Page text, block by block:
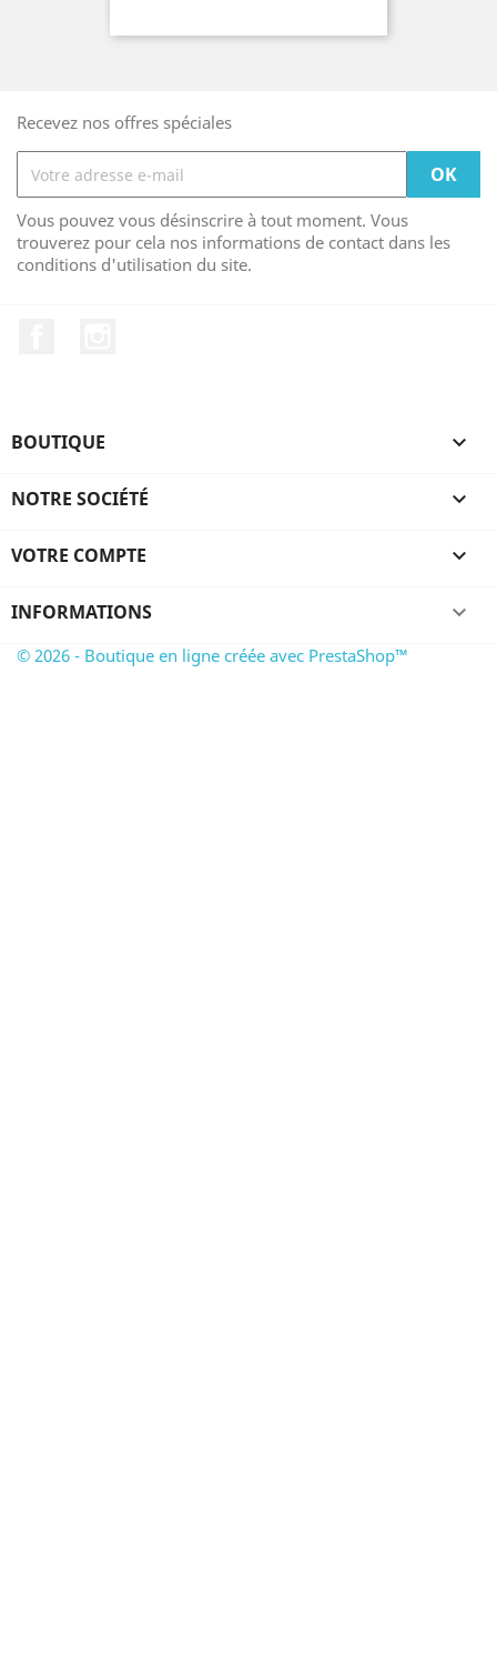
Recevez nos offres spéciales
Vous pouvez vous désinscrire à tout moment. Vous
trouverez pour cela nos informations de contact dans les
conditions d'utilisation du site.
BOUTIQUE 
NOTRE SOCIÉTÉ 
VOTRE COMPTE 
INFORMATIONS keyboard_arrow_down
© 2026 - Boutique en ligne créée avec PrestaShop™